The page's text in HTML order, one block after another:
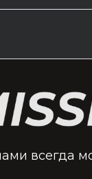
всегда